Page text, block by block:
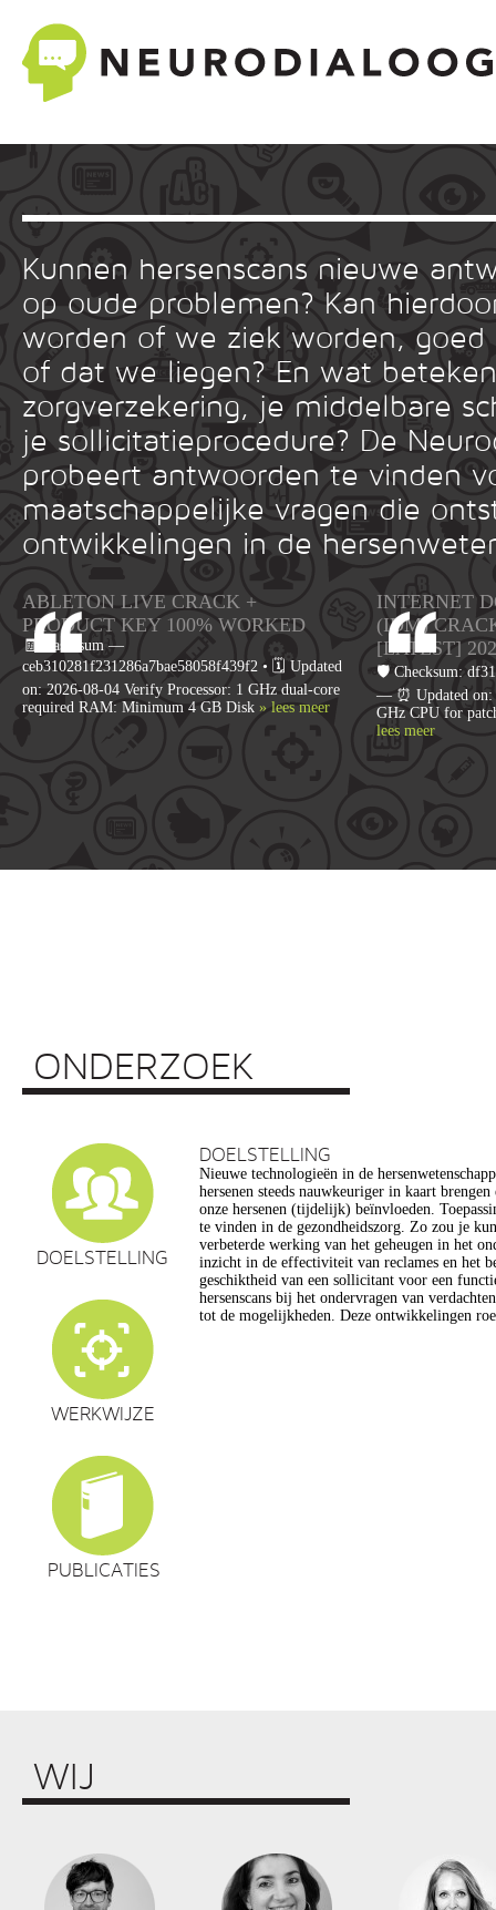
Kunnen hersenscans nieuwe
op oude problemen? Kan
worden of we ziek worden, goed
of dat we liegen? En wat
zorgverzekering, je middelbare
je sollicitatieprocedure? De
probeert antwoorden te vinden
maatschappelijke vragen die
ontwikkelingen in de
ABLETON LIVE CRACK +
PRODUCT KEY 100% WORKED
🧾 Hash-sum —
ceb310281f231286a7bae58058f439f2 • 🗓 Updated
on: 2026-08-04 Verify Processor: 1 GHz dual-core
required RAM: Minimum 4 GB Disk » lees meer
INTERNET
(IDM)
[LATEST]
🛡️ Checksum:
— ⏰ Updated on:
GHz CPU for
lees meer
ONDERZOEK
DOELSTELLING
WERKWIJZE
PUBLICATIES
DOELSTELLING
Nieuwe technologieën in de
hersenen steeds nauwkeuriger in kaart
onze hersenen (tijdelijk) beïnvloeden.
te vinden in de gezondheidszorg. Zo zou je
verbeterde werking van het geheugen in het
inzicht in de effectiviteit van reclames en het
geschiktheid van een sollicitant voor een
hersenscans bij het ondervragen van
tot de mogelijkheden. Deze ontwikkelingen
vragen op, onder meer op het gebied van de
privacy, gelijkheid, stigmatisering),
en veranderingen in ons normen en waarden
commerciële toepassing van een aantal van
een extra reden voor zorg. Het doel van dit
maatschappelijk verantwoorde ontwikkeling van
de hersenwetenschappen te realiseren,
WIJ